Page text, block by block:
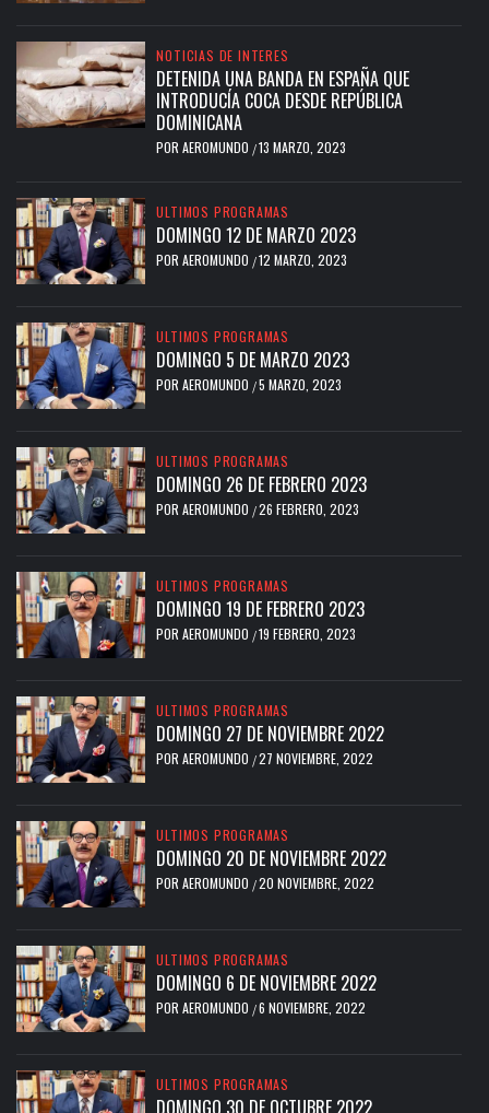
NOTICIAS DE INTERES
DETENIDA UNA BANDA EN ESPAÑA QUE
INTRODUCÍA COCA DESDE REPÚBLICA
DOMINICANA
POR AEROMUNDO /13 MARZO, 2023
ULTIMOS PROGRAMAS
DOMINGO 12 DE MARZO 2023
POR AEROMUNDO /12 MARZO, 2023
ULTIMOS PROGRAMAS
DOMINGO 5 DE MARZO 2023
POR AEROMUNDO /5 MARZO, 2023
ULTIMOS PROGRAMAS
DOMINGO 26 DE FEBRERO 2023
POR AEROMUNDO /26 FEBRERO, 2023
ULTIMOS PROGRAMAS
DOMINGO 19 DE FEBRERO 2023
POR AEROMUNDO /19 FEBRERO, 2023
ULTIMOS PROGRAMAS
DOMINGO 27 DE NOVIEMBRE 2022
POR AEROMUNDO /27 NOVIEMBRE, 2022
ULTIMOS PROGRAMAS
DOMINGO 20 DE NOVIEMBRE 2022
POR AEROMUNDO /20 NOVIEMBRE, 2022
ULTIMOS PROGRAMAS
DOMINGO 6 DE NOVIEMBRE 2022
POR AEROMUNDO /6 NOVIEMBRE, 2022
ULTIMOS PROGRAMAS
DOMINGO 30 DE OCTUBRE 2022